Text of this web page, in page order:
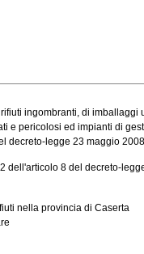
ingombranti, di imballaggi
e pericolosi ed impianti di
decreto-legge 23 maggio
dell'articolo 8 del decreto-
nella provincia di Caserta